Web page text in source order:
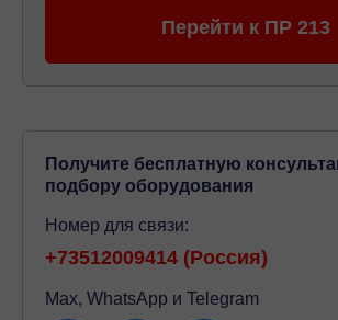
Перейти к ПР 213
Получите бесплатную
подбору оборудования
Номер для связи:
+73512009414 (Россия)
Max, WhatsApp и Telegram